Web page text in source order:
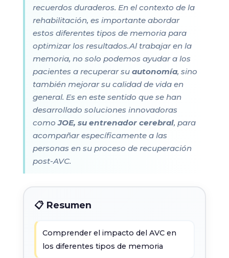
recuerdos duraderos. En el contexto de la
rehabilitación, es importante abordar
estos diferentes tipos de memoria para
optimizar los resultados.Al trabajar en la
memoria, no solo podemos ayudar a los
pacientes a recuperar su autonomía, sino
también mejorar su calidad de vida en
general. Es en este sentido que se han
desarrollado soluciones innovadoras
comoJOE, su entrenador cerebral, para
acompañar específicamente a las
personas en su proceso de recuperación
post-AVC.
📋 Resumen
Comprender el impacto del AVC en
los diferentes tipos de memoria